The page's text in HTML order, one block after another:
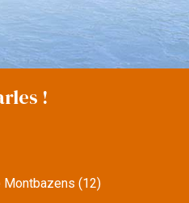
!
Montbazens (12)